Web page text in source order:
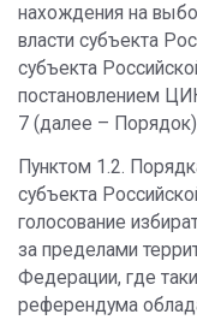
нахождения на
власти субъекта
субъекта
постановлением
7 (далее –
Пунктом 1.2.
субъекта
голосование
за пределами
Федерации, где
референдума